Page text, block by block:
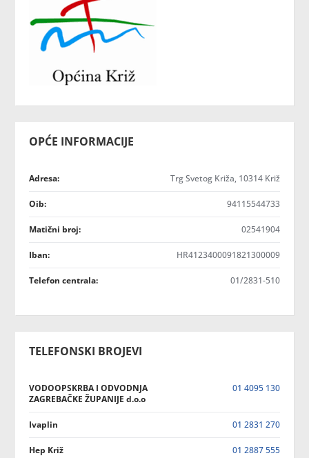
OPĆE INFORMACIJE
Adresa: Trg Svetog Križa, 10314 Križ
Oib: 94115544733
Matični broj: 02541904
Iban: HR4123400091821300009
Telefon centrala: 01/2831-510
TELEFONSKI BROJEVI
VODOOPSKRBA I ODVODNJA
ZAGREBAČKE ŽUPANIJE d.o.o
01 4095 130
Ivaplin 01 2831 270
Hep Križ 01 2887 555